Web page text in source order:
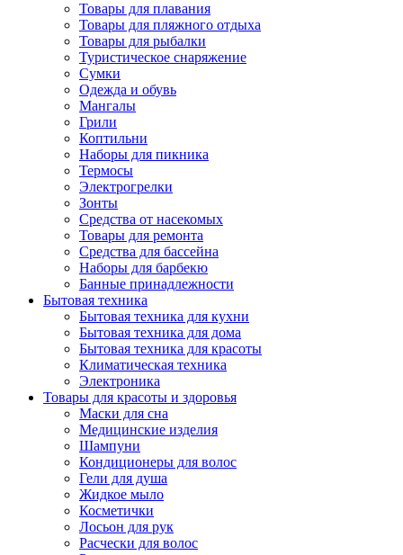
Товары для плавания
Товары для пляжного отдыха
Товары для рыбалки
Туристическое снаряжение
Сумки
Одежда и обувь
Мангалы
Грили
Коптильни
Наборы для пикника
Термосы
Электрогрелки
Зонты
Средства от насекомых
Товары для ремонта
Средства для бассейна
Наборы для барбекю
Банные принадлежности
Бытовая техника
Бытовая техника для кухни
Бытовая техника для дома
Бытовая техника для красоты
Климатическая техника
Электроника
Товары для красоты и здоровья
Маски для сна
Медицинские изделия
Шампуни
Кондиционеры для волос
Гели для душа
Жидкое мыло
Косметички
Лосьон для рук
Расчески для волос